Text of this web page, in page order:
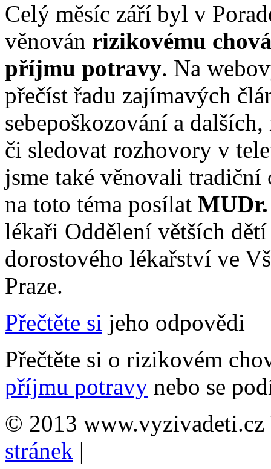
Celý měsíc září byl v
věnován rizikovému
příjmu potravy. Na
přečíst řadu zajímavých
sebepoškozování a
či sledovat rozhovory v
jsme také věnovali
na toto téma posílat
lékaři Oddělení větších
dorostového lékařství ve
Praze.
Přečtěte si jeho odpovědi
Přečtěte si o rizikovém
příjmu potravy nebo se
© 2013 www.vyzivadeti.cz
stránek |